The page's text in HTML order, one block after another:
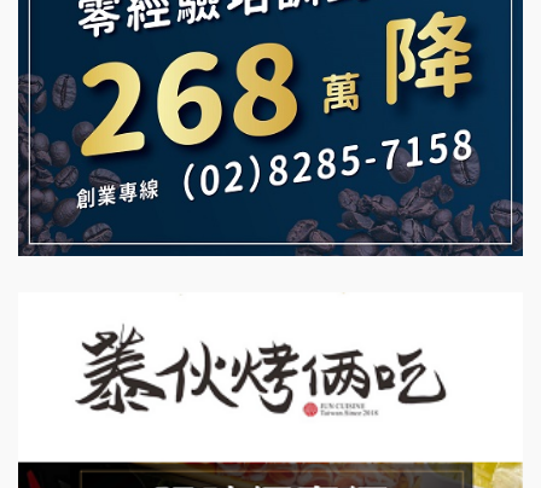
自助洗衣店誠徵代洗收送人員(台中市)
MUSHEN徵SPA美容芳療師
日十。早午食加盟說明會
拾鑶火鍋加盟說明會
雞咕雞咕加盟說明會
TEA TOP加盟說明會
珍好味臭臭鍋加盟說明會
藍象廷泰式火鍋加盟說明會
上宇林加盟說明會
莫尼早餐Morni加盟說明會
手作功夫茶加盟說明會